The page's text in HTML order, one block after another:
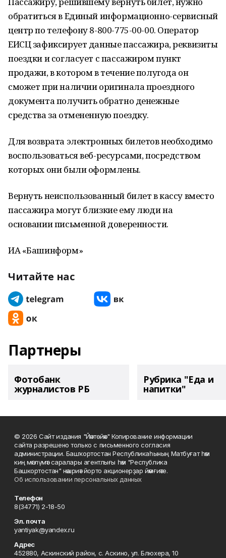
обратиться в Единый информационно-сервисный
центр по телефону 8-800-775-00-00. Оператор
ЕИСЦ зафиксирует данные пассажира, реквизиты
поездки и согласует с пассажиром пункт
продажи, в котором в течение полугода он
сможет при наличии оригинала проездного
документа получить обратно денежные
средства за отмененную поездку.
Для возврата электронных билетов необходимо
воспользоваться веб-ресурсами, посредством
которых они были оформлены.
Вернуть неиспользованный билет в кассу вместо
пассажира могут близкие ему люди на
основании письменной доверенности.
ИА «Башинформ»
Читайте нас
Партнеры
Фотобанк
журналистов РБ
Рубрика "Еда и
напитки"
© 2026 Сайт издания "Йәнтөйәк" Копирование информации
сайта разрешено только с письменного согласия
администрации. Башҡортостан Республикаһының Матбуғат һәм
киң мәғлүмәт саралары агентлығы һәм "Республика
Башкортостан" нәшриәт йорто акционерҙар йәмғиәте.
Об использовании персональных данных
Телефон
8(34771) 2-18-50
Эл. почта
yantiyak@yandex.ru
Адрес
452880, Аскинский район, с. Аскино, ул. Блюхера, 10